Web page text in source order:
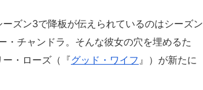
ズン3で降板が伝えられているのはシーズン
・チャンドラ。そんな彼女の穴を埋めるた
・ローズ（『グッド・ワイフ 』）が新たに